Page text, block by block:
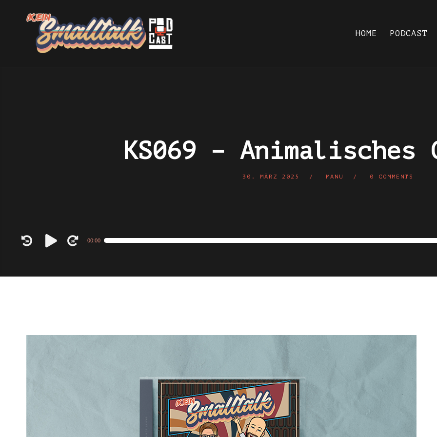
HOME PODCAST
KS069 – Animalisches
30. MÄRZ 2025 MANU 0 COMMENTS
Audio
00:00